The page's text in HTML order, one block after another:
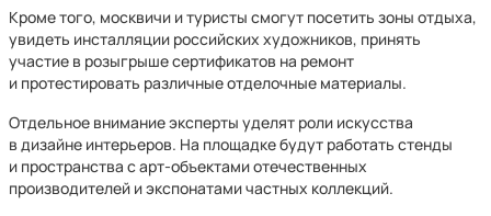
Кроме того, москвичи и туристы смогут посетить зоны отдыха,
увидеть инсталляции российских художников, принять
участие в розыгрыше сертификатов на ремонт
и протестировать различные отделочные материалы.
Отдельное внимание эксперты уделят роли искусства
в дизайне интерьеров. На площадке будут работать стенды
и пространства с арт-объектами отечественных
производителей и экспонатами частных коллекций.